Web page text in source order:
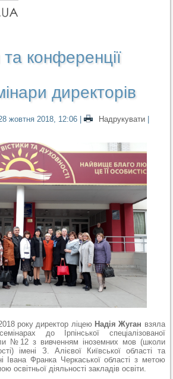
конференції
директорів
жовтня 2018, 12:06 | Надрукувати
року директор ліцею Надія Жуган взяла
до Ірпінської спеціалізованої
№12 з вивченням іноземних мов (школи
імені З. Алієвої Київської області та
Івана Франка Черкаської області з метою
освітньої діяльності закладів освіти.